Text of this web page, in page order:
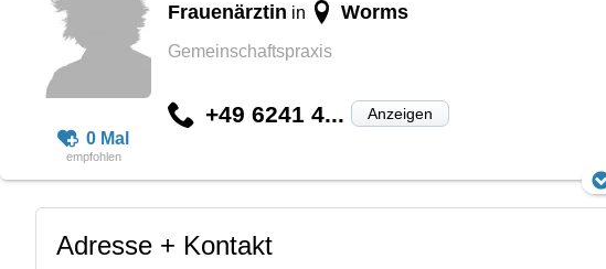
0 Mal
Frauenärztin in Worms
Gemeinschaftspraxis
+49 6241 4... Anzeigen
Adresse + Kontakt